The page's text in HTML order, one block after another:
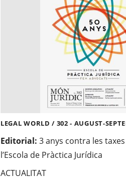
LEGAL WORLD / 302 - AUGUST-
Editorial: 3 anys contra les
l’Escola de Pràctica Jurídica
ACTUALITAT